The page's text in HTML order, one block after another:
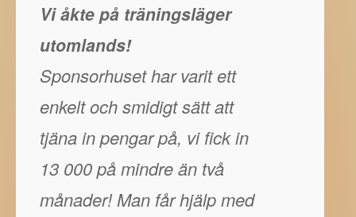
Vi åkte på träningsläger
utomlands!
Sponsorhuset har varit ett
enkelt och smidigt sätt att
tjäna in pengar på, vi fick in
13 000 på mindre än två
månader! Man får hjälp med